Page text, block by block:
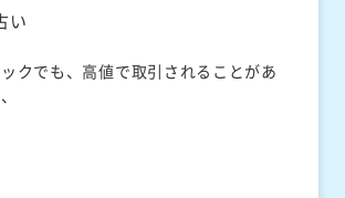
い
クでも、高値で取引されることがあ